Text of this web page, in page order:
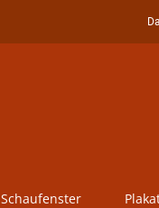
Schaufenster